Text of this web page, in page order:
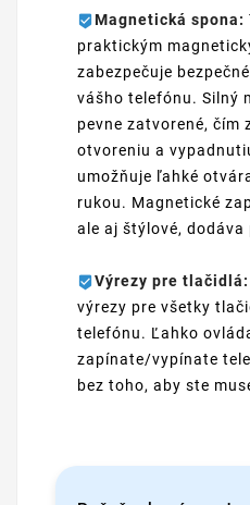
Magnetická spona:
praktickým
zabezpečuje
vášho telefónu. Silný
pevne zatvorené, čím
otvoreniu a
umožňuje ľahké
rukou. Magnetické
ale aj štýlové,
Výrezy pre tlačidlá:
výrezy pre všetky
telefónu. Ľahko
zapínate/vypínate
bez toho, aby ste